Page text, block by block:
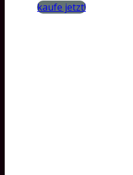
kaufe jetzt!